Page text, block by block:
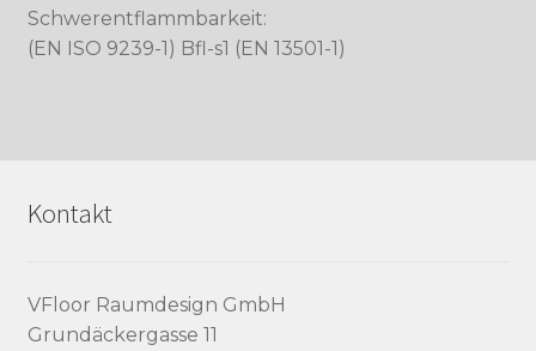
Schwerentflammbarkeit:
(EN ISO 9239-1) Bfl-s1 (EN 13501-1)
Kontakt
VFloor Raumdesign GmbH
Grundäckergasse 11